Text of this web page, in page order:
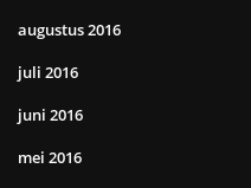
augustus 2016
juli 2016
juni 2016
mei 2016